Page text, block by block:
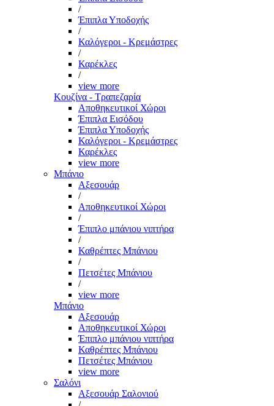
/
Έπιπλα Υποδοχής
/
Καλόγεροι - Κρεμάστρες
/
Καρέκλες
/
view more
Κουζίνα - Τραπεζαρία
Αποθηκευτικοί Χώροι
Έπιπλα Εισόδου
Έπιπλα Υποδοχής
Καλόγεροι - Κρεμάστρες
Καρέκλες
view more
Μπάνιο
Αξεσουάρ
/
Αποθηκευτικοί Χώροι
/
Έπιπλο μπάνιου νιπτήρα
/
Καθρέπτες Μπάνιου
/
Πετσέτες Μπάνιου
/
view more
Μπάνιο
Αξεσουάρ
Αποθηκευτικοί Χώροι
Έπιπλο μπάνιου νιπτήρα
Καθρέπτες Μπάνιου
Πετσέτες Μπάνιου
view more
Σαλόνι
Αξεσουάρ Σαλονιού